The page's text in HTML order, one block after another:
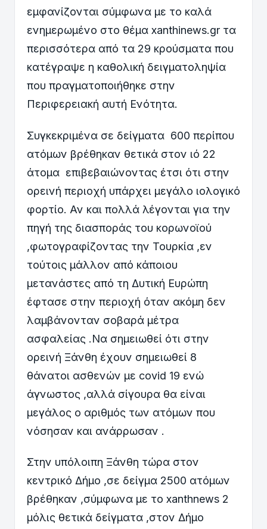
εμφανίζονται σύμφωνα με το καλά
ενημερωμένο στο θέμα xanthinews.gr τα
περισσότερα από τα 29 κρούσματα που
κατέγραψε η καθολική δειγματοληψία
που πραγματοποιήθηκε στην
Περιφερειακή αυτή Ενότητα.
Συγκεκριμένα σε δείγματα 600 περίπου
ατόμων βρέθηκαν θετικά στον ιό 22
άτομα επιβεβαιώνοντας έτσι ότι στην
ορεινή περιοχή υπάρχει μεγάλο ιολογικό
φορτίο. Αν και πολλά λέγονται για την
πηγή της διασποράς του κορωνοϊού
,φωτογραφίζοντας την Τουρκία ,εν
τούτοις μάλλον από κάποιου
μετανάστες από τη Δυτική Ευρώπη
έφτασε στην περιοχή όταν ακόμη δεν
λαμβάνονταν σοβαρά μέτρα
ασφαλείας .Να σημειωθεί ότι στην
ορεινή Ξάνθη έχουν σημειωθεί 8
θάνατοι ασθενών με covid 19 ενώ
άγνωστος ,αλλά σίγουρα θα είναι
μεγάλος ο αριθμός των ατόμων που
νόσησαν και ανάρρωσαν .
Στην υπόλοιπη Ξάνθη τώρα στον
κεντρικό Δήμο ,σε δείγμα 2500 ατόμων
βρέθηκαν ,σύμφωνα με το xanthnews 2
μόλις θετικά δείγματα ,στον Δήμο